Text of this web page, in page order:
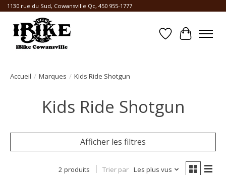
1130 rue du Sud, Cowansville Qc, 450 955-1777
Liste dePanier
Accueil / Marques / Kids Ride Shotgun
Kids Ride Shotgun
Afficher les filtres
2 produits Trier par Les plus vus